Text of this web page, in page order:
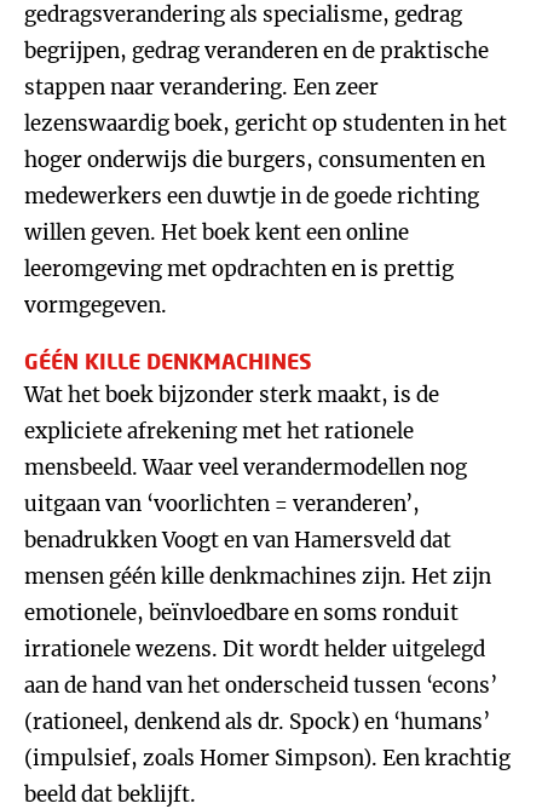
gedragsverandering als specialisme, gedrag
begrijpen, gedrag veranderen en de praktische
stappen naar verandering. Een zeer
lezenswaardig boek, gericht op studenten in het
hoger onderwijs die burgers, consumenten en
medewerkers een duwtje in de goede richting
willen geven. Het boek kent een online
leeromgeving met opdrachten en is prettig
vormgegeven.
GÉÉN KILLE DENKMACHINES
Wat het boek bijzonder sterk maakt, is de
expliciete afrekening met het rationele
mensbeeld. Waar veel verandermodellen nog
uitgaan van ‘voorlichten = veranderen’,
benadrukken Voogt en van Hamersveld dat
mensen géén kille denkmachines zijn. Het zijn
emotionele, beïnvloedbare en soms ronduit
irrationele wezens. Dit wordt helder uitgelegd
aan de hand van het onderscheid tussen ‘econs’
(rationeel, denkend als dr. Spock) en ‘humans’
(impulsief, zoals Homer Simpson). Een krachtig
beeld dat beklijft.